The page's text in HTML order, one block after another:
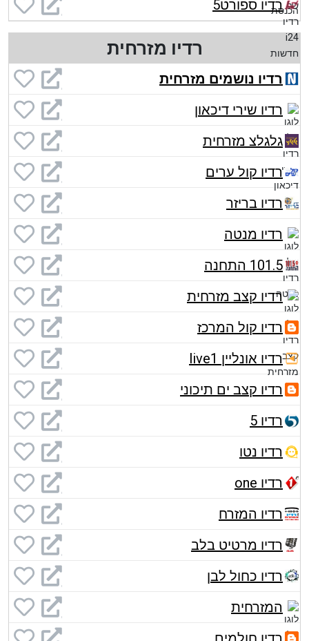
רדיו ספורט5
רדיו מזרחית
רדיו נושמים מזרחית
רדיו שירי דיכאון
גלגלצ מזרחית
רדיו קול ערים
רדיו בריזר
רדיו מנטה
101.5 התחנה
רדיו קצב מזרחית
רדיו קול המרכז
רדיו אונליין live1
רדיו קצב ים תיכוני
רדיו 5
רדיו נטו
רדיו one
רדיו המזרח
רדיו מרטיט בלב
רדיו כחול לבן
המזרחית